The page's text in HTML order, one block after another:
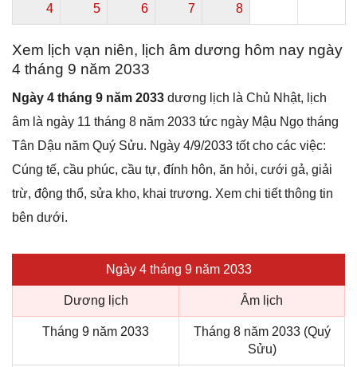
4 5 6 7 8
Xem lịch vạn niên, lịch âm dương hôm nay ngày
4 tháng 9 năm 2033
Ngày 4 tháng 9 năm 2033 dương lịch là Chủ Nhật, lịch
âm là ngày 11 tháng 8 năm 2033 tức ngày Mậu Ngọ tháng
Tân Dậu năm Quý Sửu. Ngày 4/9/2033 tốt cho các việc:
Cúng tế, cầu phúc, cầu tự, đính hôn, ăn hỏi, cưới gả, giải
trừ, động thổ, sửa kho, khai trương. Xem chi tiết thông tin
bên dưới.
Ngày 4 tháng 9 năm 2033
Dương lịch Âm lịch
Tháng 9 năm 2033
Tháng 8 năm 2033 (Quý
Sửu)